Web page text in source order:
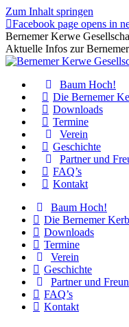
Zum Inhalt springen
Facebook page opens in
Bernemer Kerwe
Aktuelle Infos zur
Baum Hoch!
Die Bernemer
Downloads
Termine
Verein
Geschichte
Partner und
FAQ’s
Kontakt
Baum Hoch!
Die Bernemer Kerb
Downloads
Termine
Verein
Geschichte
Partner und
FAQ’s
Kontakt